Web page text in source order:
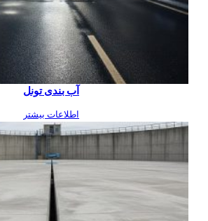
آب بندی تونل
اطلاعات بیشتر